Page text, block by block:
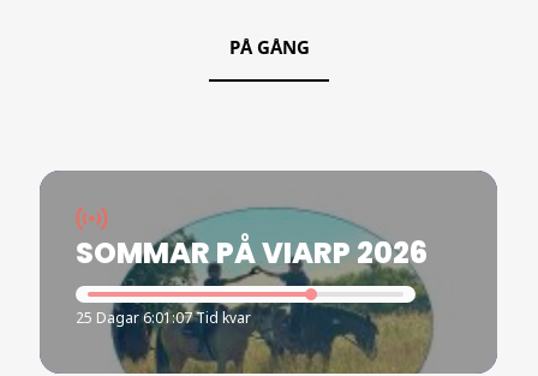
PÅ GÅNG
SOMMAR PÅ VIARP 2026
25 Dagar 6:01:07 Tid kvar